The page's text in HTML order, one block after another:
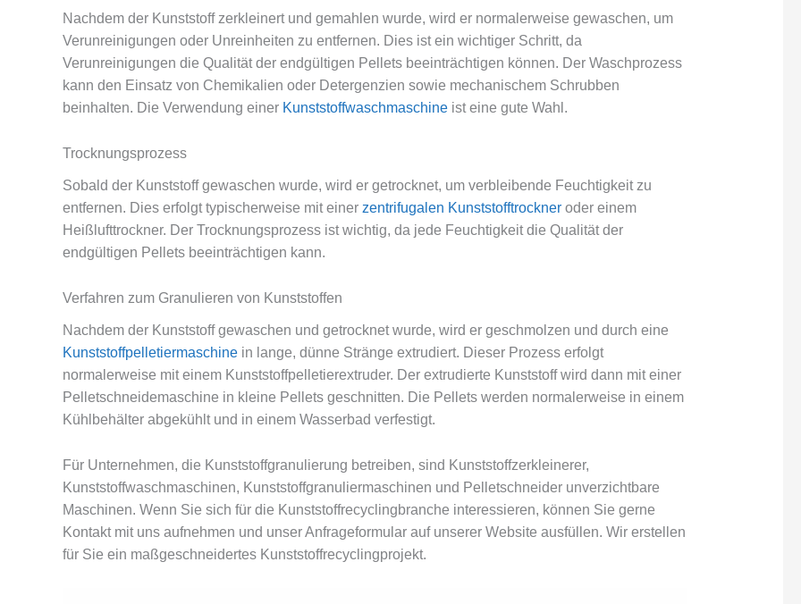
Nachdem der Kunststoff zerkleinert und gemahlen wurde, wird er normalerweise gewaschen, um
Verunreinigungen oder Unreinheiten zu entfernen. Dies ist ein wichtiger Schritt, da
Verunreinigungen die Qualität der endgültigen Pellets beeinträchtigen können. Der Waschprozess
kann den Einsatz von Chemikalien oder Detergenzien sowie mechanischem Schrubben
beinhalten. Die Verwendung einerKunststoffwaschmaschineist eine gute Wahl.
Trocknungsprozess
Sobald der Kunststoff gewaschen wurde, wird er getrocknet, um verbleibende Feuchtigkeit zu
entfernen. Dies erfolgt typischerweise mit einer zentrifugalen Kunststofftrockneroder einem
Heißlufttrockner. Der Trocknungsprozess ist wichtig, da jede Feuchtigkeit die Qualität der
endgültigen Pellets beeinträchtigen kann.
Verfahren zum Granulieren von Kunststoffen
Nachdem der Kunststoff gewaschen und getrocknet wurde, wird er geschmolzen und durch eine
Kunststoffpelletiermaschinein lange, dünne Stränge extrudiert. Dieser Prozess erfolgt
normalerweise mit einem Kunststoffpelletierextruder. Der extrudierte Kunststoff wird dann mit einer
Pelletschneidemaschine in kleine Pellets geschnitten. Die Pellets werden normalerweise in einem
Kühlbehälter abgekühlt und in einem Wasserbad verfestigt.
Für Unternehmen, die Kunststoffgranulierung betreiben, sind Kunststoffzerkleinerer,
Kunststoffwaschmaschinen, Kunststoffgranuliermaschinen und Pelletschneider unverzichtbare
Maschinen. Wenn Sie sich für die Kunststoffrecyclingbranche interessieren, können Sie gerne
Kontakt mit uns aufnehmen und unser Anfrageformular auf unserer Website ausfüllen. Wir erstellen
für Sie ein maßgeschneidertes Kunststoffrecyclingprojekt.